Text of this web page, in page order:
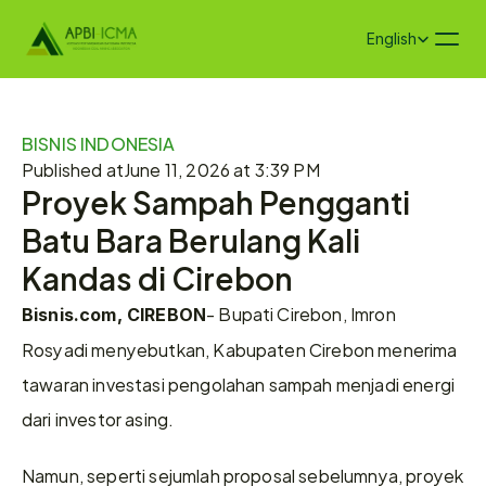
Select Language
English
BISNIS INDONESIA
Published atJune 11, 2026 at 3:39 PM
Proyek Sampah Pengganti
Batu Bara Berulang Kali
Kandas di Cirebon
Bisnis.com, CIREBON- Bupati Cirebon, Imron
Rosyadi menyebutkan, Kabupaten Cirebon menerima
tawaran investasi pengolahan sampah menjadi energi
dari investor asing.
Namun, seperti sejumlah proposal sebelumnya, proyek